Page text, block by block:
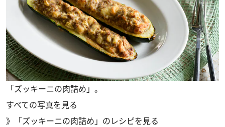
「ズッキーニの肉詰め」。
すべての写真を見る
》
「ズッキーニの肉詰め」のレシピを見る